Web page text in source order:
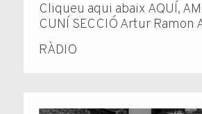
RÀDIO
Cliqueu aqui abaix AQUÍ,
CUNÍ SECCIÓ Artur Ramon